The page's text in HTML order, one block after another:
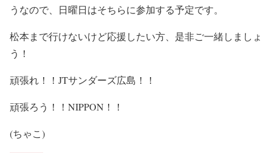
うなので、日曜日はそちらに参加する予定です。
松本まで行けないけど応援したい方、是非ご一緒しましょ
う！
頑張れ！！JTサンダーズ広島！！
頑張ろう！！NIPPON！！
(ちゃこ)